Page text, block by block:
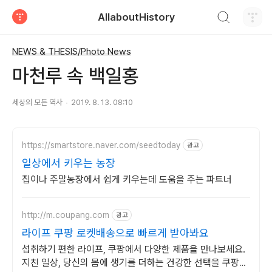
AllaboutHistory
NEWS & THESIS/Photo News
마천루 속 백일홍
세상의 모든 역사 2019. 8. 13. 08:10
https://smartstore.naver.com/seedtoday 광고
일상에서 키우는 농장
집이나 주말농장에서 쉽게 키우는데 도움을 주는 파트너
http://m.coupang.com 광고
라이프 쿠팡 로켓배송으로 빠르게 받아봐요
섭취하기 편한 라이프, 쿠팡에서 다양한 제품을 만나보세요.
지친 일상, 당신의 몸에 생기를 더하는 건강한 선택을 쿠팡에